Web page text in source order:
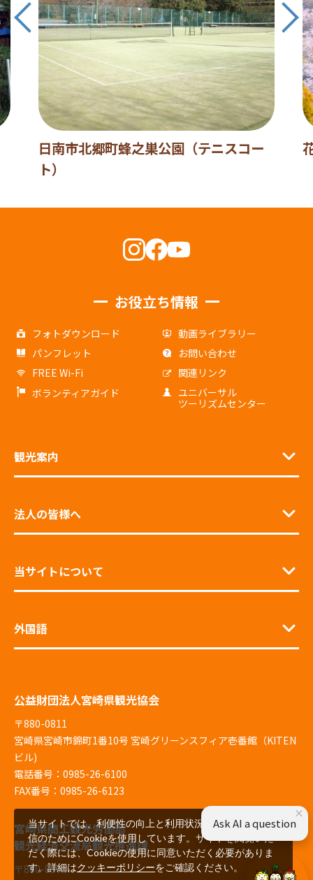
日南市北郷町蜂之巣公園（テニスコー
ト）
お役立ち情報
フォトダウンロード
動画ライブラリー
パンフレット
お問い合わせ
FREE Wi-Fi
関連リンク
ボランティアガイド
ユニバーサル
ツーリズムセンター
観光案内
法人の皆様へ
当サイトについて
外国語
公益財団法人宮崎県観光協会
〒880-0811
宮崎県宮崎市錦町1番10号 宮崎グリーンスフィア壱番館（KITEN
ビル)
電話番号：0985-26-6100
FAX番号：0985-26-6123
宮崎県商工観光労働部
観光経済交流局観光推進課
〒880-8501
当サイトでは、利便性の向上と利用状況の解析、広告配
信のためにCookieを使用しています。サイトを閲覧いた
だく際には、Cookieの使用に同意いただく必要がありま
す。詳細はクッキーポリシーをご確認ください。
×
Ask AI a question